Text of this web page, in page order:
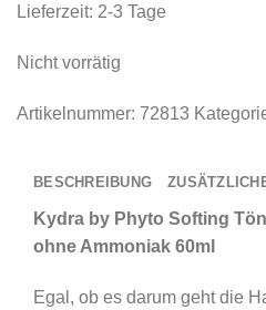
Lieferzeit: 2-3 Tage
Nicht vorrätig
Artikelnummer: 72813
BESCHREIBUNG
Kydra by Phyto Softing
ohne Ammoniak 60ml
Egal, ob es darum geht die